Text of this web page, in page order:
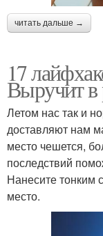
читать дальше →
17
Выручит в
Летом нас так и
доставляют нам
место чешется,
последствий
Нанесите тонким
место.